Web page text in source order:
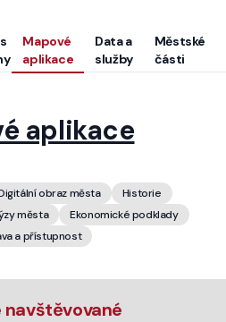
Mapové
aplikace
Data a
služby
Městské
části
aplikace
obraz města
Historie
města
Ekonomické podklady
a přístupnost
navštěvované